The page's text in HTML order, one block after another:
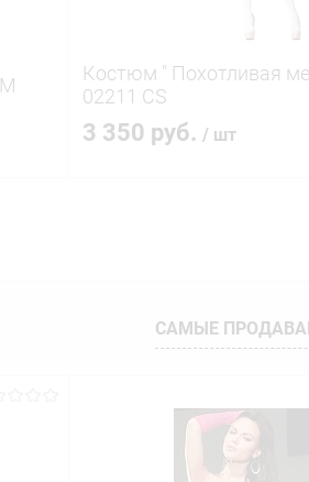
Костюм " Похотливая
02211 CS
3 350 руб. / шт
В избранноеСАМЫЕ